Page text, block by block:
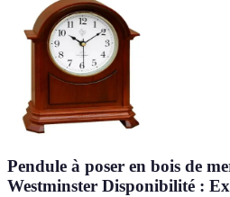
Pendule à poser en bois de
Westminster Disponibilité :